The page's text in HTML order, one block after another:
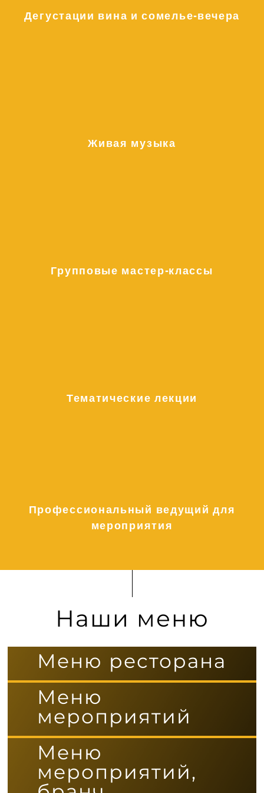
Дегустации вина и сомелье-вечера
Живая музыка
Групповые мастер-классы
Тематические лекции
Профессиональный ведущий для
мероприятия
Наши меню
Меню ресторана
Меню
мероприятий
Меню
мероприятий,